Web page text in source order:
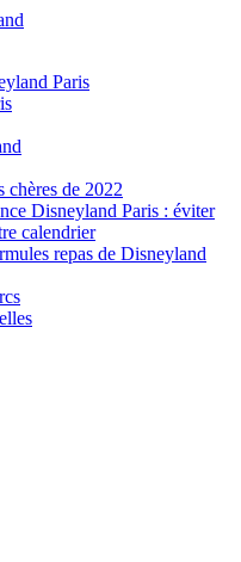
Paris
chères de 2022
Disneyland Paris : éviter
calendrier
repas de Disneyland